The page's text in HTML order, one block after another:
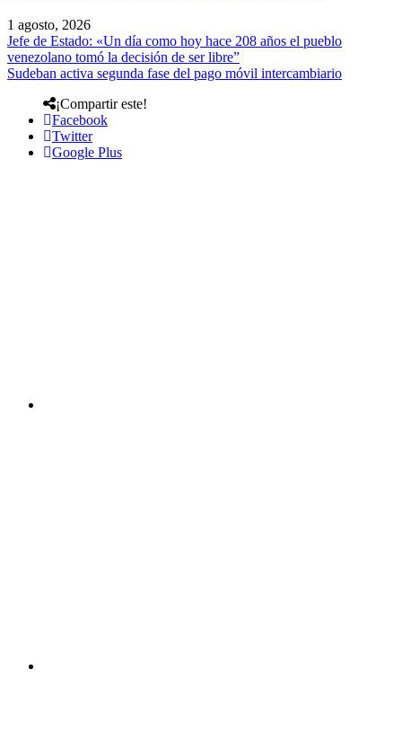
1 agosto, 2026
Jefe de Estado: «Un día como hoy hace 208 años el pueblo
venezolano tomó la decisión de ser libre”
Sudeban activa segunda fase del pago móvil intercambiario
¡Compartir este!
Facebook
Twitter
Google Plus